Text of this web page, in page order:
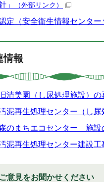
」
（外部リンク）
定（安全衛生情報センター
情報
旧清美園（し尿処理施設）
泥再生処理センター（し
のまちエコセンター 施設
泥再生処理センター建設工
ご意見をお聞かせください